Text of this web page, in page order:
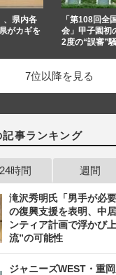
、県内各
がカギを
「第108回全
会」甲子園初
2度の“誤審”
7位以降を見る
記事ランキング
24時間 週間
滝沢秀明氏「男手が必
の復興支援を表明、中
ンティア計画で浮かび
流”の可能性
ジャニーズWEST・重